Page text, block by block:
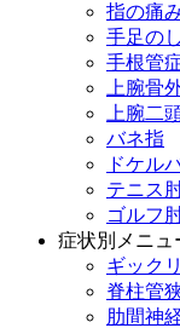
指の痛
手足の
手根管
上腕骨
上腕二
バネ指
ドケル
テニス
ゴルフ
症状別メニュ
ギック
脊柱管
肋間神